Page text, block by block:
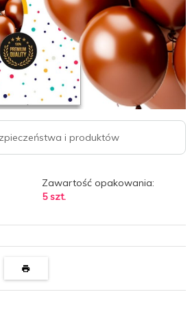
i produktów
Zawartość opakowania:
5 szt.